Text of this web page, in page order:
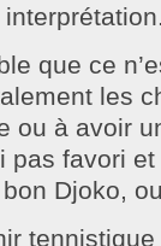
que ce
les
ou à avoir
pas favori
Djoko,